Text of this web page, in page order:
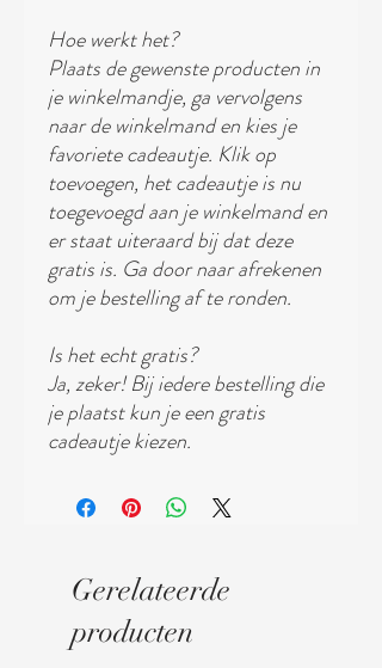
Hoe werkt het?
Plaats de gewenste producten in
je winkelmandje, ga vervolgens
naar de winkelmand en kies je
favoriete cadeautje. Klik op
toevoegen, het cadeautje is nu
toegevoegd aan je winkelmand en
er staat uiteraard bij dat deze
gratis is. Ga door naar afrekenen
om je bestelling af te ronden.
Is het echt gratis?
Ja, zeker! Bij iedere bestelling die
je plaatst kun je een gratis
cadeautje kiezen.
Gerelateerde
producten